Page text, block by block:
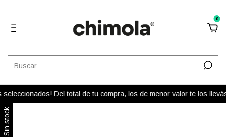
0
Del total de tu compra, los de menor valor te los
Sin stock